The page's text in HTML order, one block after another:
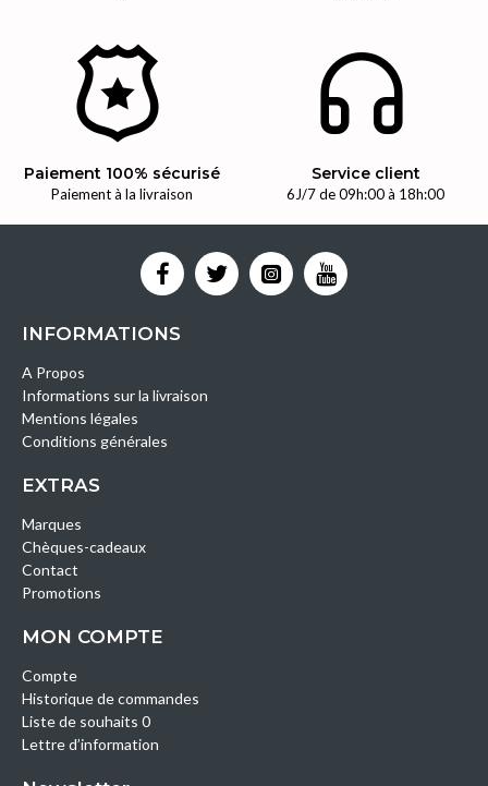
Paiement 100% sécurisé
Paiement à la livraison
Service client
6J/7 de 09h:00 à 18h:00
INFORMATIONS
A Propos
Informations sur la livraison
Mentions légales
Conditions générales
EXTRAS
Marques
Chèques-cadeaux
Contact
Promotions
MON COMPTE
Compte
Historique de commandes
Liste de souhaits 0
Lettre d’information